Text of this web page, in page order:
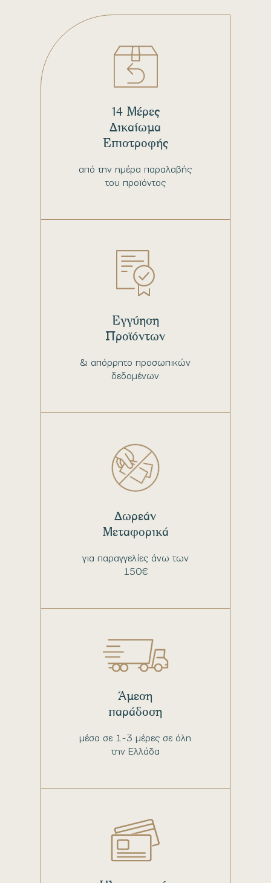
από την ημέρα παραλαβής
του προϊόντος
14 Μέρες
Δικαίωμα
Επιστροφής
& απόρρητο προσωπικών
δεδομένων
Εγγύηση
Προϊόντων
για παραγγελίες άνω των
150€
Δωρεάν
Μεταφορικά
μέσα σε 1-3 μέρες σε όλη
την Ελλάδα
Άμεση
παράδοση